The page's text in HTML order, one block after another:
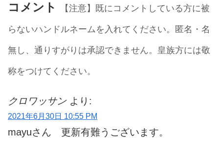
コメント
【注意】既にコメントしている方に被
らないハンドルネームを入れてください。匿名・名
無し、通りすがりは承認できません。皇族方には敬
称をつけてください。
クロワッサン より:
2021年6月30日 10:55 PM
mayuさん 更新有難うございます。